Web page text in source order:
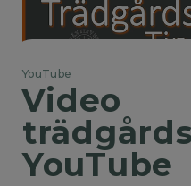
YouTube
Video
YouTube